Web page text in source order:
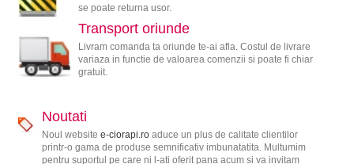
se poate returna usor.
Transport oriunde
Livram comanda ta oriunde te-ai afla. Costul de livrare
variaza in functie de valoarea comenzii si poate fi chiar
gratuit.
Noutati
Noul website e-ciorapi.roaduce un plus de calitate clientilor
printr-o gama de produse semnificativ imbunatatita. Multumim
pentru suportul pe care ni l-ati oferit pana acum si va invitam